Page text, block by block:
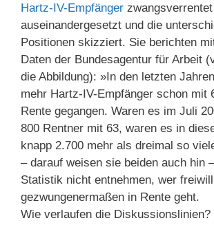
Hartz-IV-Empfänger zwangsverrentet
auseinandergesetzt und die
Positionen skizziert. Sie berichten
Daten der Bundesagentur für Arbeit
die Abbildung): »In den letzten
mehr Hartz-IV-Empfänger schon mit
Rente gegangen. Waren es im Juli
800 Rentner mit 63, waren es in
knapp 2.700 mehr als dreimal so
– darauf weisen sie beiden auch hin
Statistik nicht entnehmen, wer
gezwungenermaßen in Rente geht.
Wie verlaufen die Diskussionslinien?